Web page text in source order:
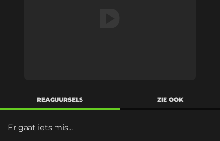
REAGUURSELS ZIE OOK
Er gaat iets mis...